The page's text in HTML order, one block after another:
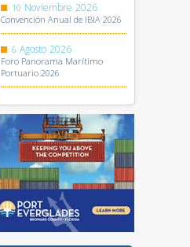
10 Noviembre 2026
Convención Anual de IBIA 2026
6 Agosto 2026
Foro Panorama Marítimo
Portuario 2026